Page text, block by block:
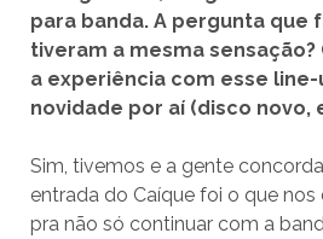
para banda. A pergunta que
tiveram a mesma
a experiência com esse line-
novidade por aí (disco novo,
Sim, tivemos e a gente
entrada do Caíque foi o que nos
pra não só continuar com a